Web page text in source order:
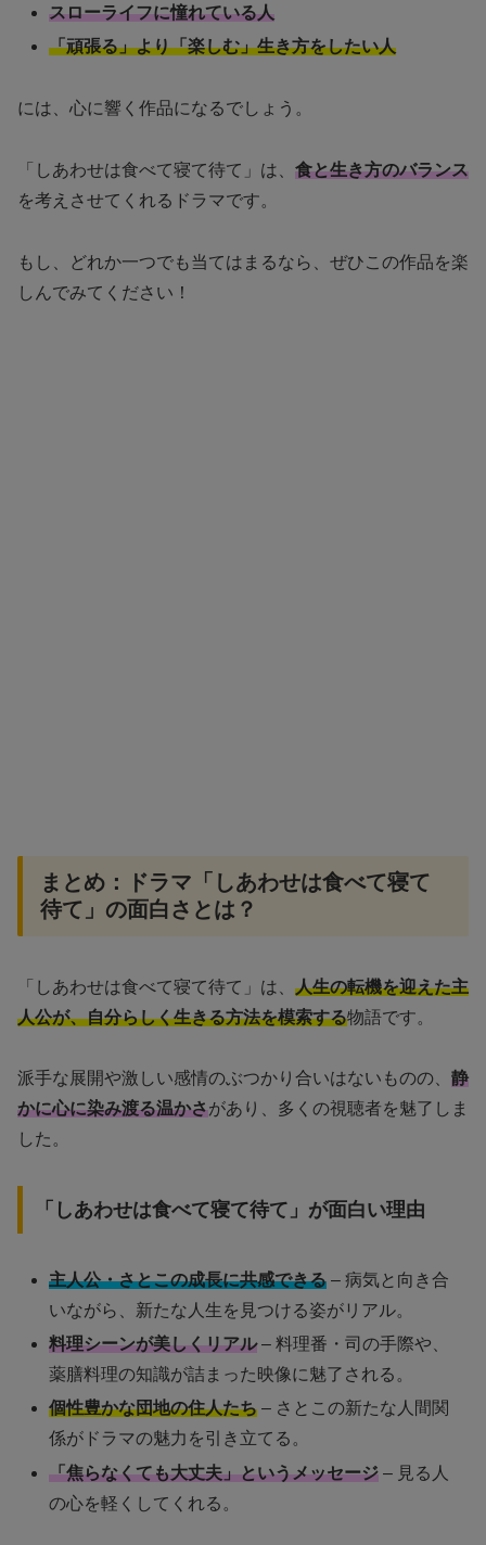
スローライフに憧れている人
「頑張る」より「楽しむ」生き方をしたい人
には、心に響く作品になるでしょう。
「しあわせは食べて寝て待て」は、 食と生き方のバランス
を考えさせてくれるドラマです。
もし、どれか一つでも当てはまるなら、ぜひこの作品を楽
しんでみてください！
まとめ：ドラマ「しあわせは食べて寝て
待て」の面白さとは？
「しあわせは食べて寝て待て」は、 人生の転機を迎えた主
人公が、自分らしく生きる方法を模索する物語です。
派手な展開や激しい感情のぶつかり合いはないものの、 静
かに心に染み渡る温かさがあり、多くの視聴者を魅了しま
した。
「しあわせは食べて寝て待て」が面白い理由
主人公・さとこの成長に共感できる – 病気と向き合
いながら、新たな人生を見つける姿がリアル。
料理シーンが美しくリアル– 料理番・司の手際や、
薬膳料理の知識が詰まった映像に魅了される。
個性豊かな団地の住人たち – さとこの新たな人間関
係がドラマの魅力を引き立てる。
「焦らなくても大丈夫」というメッセージ – 見る人
の心を軽くしてくれる。